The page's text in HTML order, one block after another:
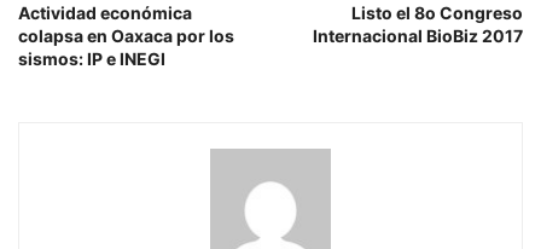
Actividad económica
colapsa en Oaxaca por los
sismos: IP e INEGI
Listo el 8o Congreso
Internacional BioBiz 2017